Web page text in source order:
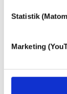
Statistik
Marketing